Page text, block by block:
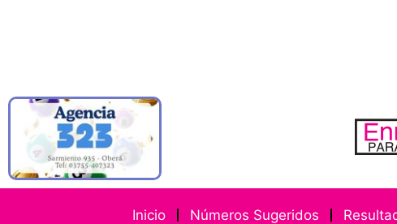
Inicio Números Sugeridos